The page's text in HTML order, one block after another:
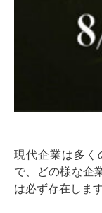
現代企業は多
で、どの様な企
は必ず存在します